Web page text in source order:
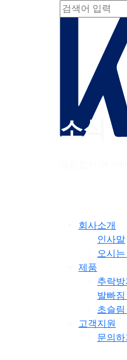
소식
회사소개
인사말
오시는
제품
추락
발빠
초슬
고객지원
문의하